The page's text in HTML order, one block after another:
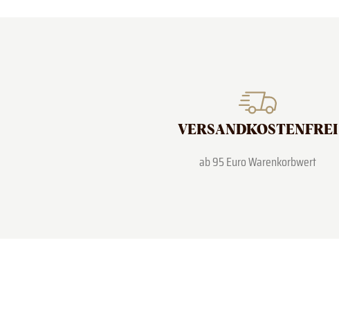
VERSAND­KOSTENFREI
ab 95 Euro Warenkorbwert